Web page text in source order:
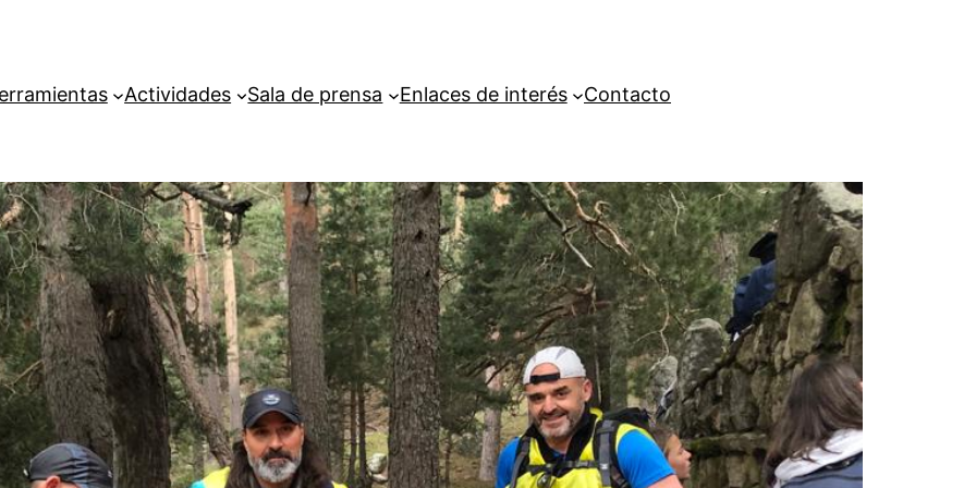
Actividades Sala de prensa Enlaces de interés Contacto